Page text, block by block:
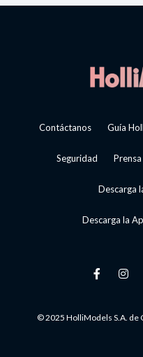
Contáctanos Guía
Seguridad Prensa
Descarga
Descarga la
© 2025 HolliModels S.A. de